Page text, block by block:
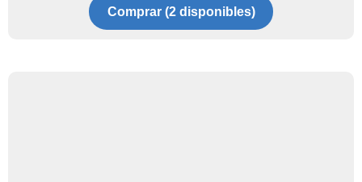
Comprar (2 disponibles)